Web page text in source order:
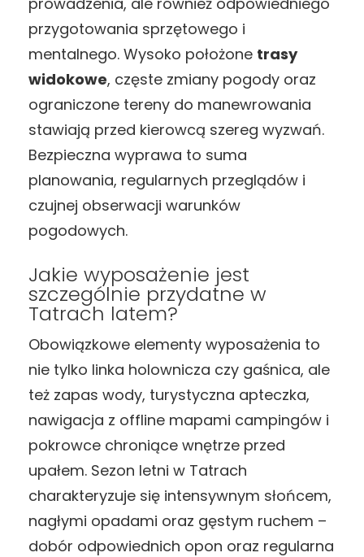
przygotowania sprzętowego i
mentalnego. Wysoko położone trasy
widokowe, częste zmiany pogody oraz
ograniczone tereny do manewrowania
stawiają przed kierowcą szereg wyzwań.
Bezpieczna wyprawa to suma
planowania, regularnych przeglądów i
czujnej obserwacji warunków
pogodowych.
Jakie wyposażenie jest
szczególnie przydatne w
Tatrach latem?
Obowiązkowe elementy wyposażenia to
nie tylko linka holownicza czy gaśnica, ale
też zapas wody, turystyczna apteczka,
nawigacja z offline mapami campingów i
pokrowce chroniące wnętrze przed
upałem. Sezon letni w Tatrach
charakteryzuje się intensywnym słońcem,
nagłymi opadami oraz gęstym ruchem –
dobór odpowiednich opon oraz regularna